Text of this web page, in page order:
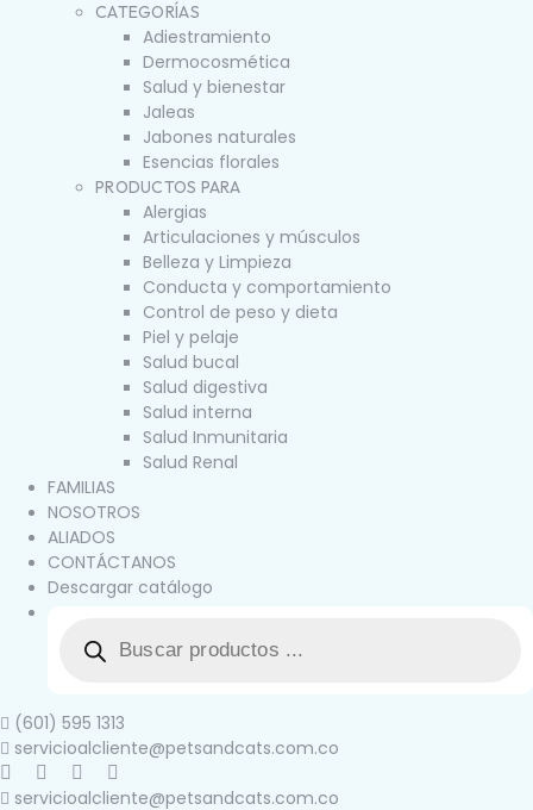
CATEGORÍAS
Adiestramiento
Dermocosmética
Salud y bienestar
Jaleas
Jabones naturales
Esencias florales
PRODUCTOS PARA
Alergias
Articulaciones y músculos
Belleza y Limpieza
Conducta y comportamiento
Control de peso y dieta
Piel y pelaje
Salud bucal
Salud digestiva
Salud interna
Salud Inmunitaria
Salud Renal
FAMILIAS
NOSOTROS
ALIADOS
CONTÁCTANOS
Descargar catálogo
(601) 595 1313
servicioalcliente@petsandcats.com.co
servicioalcliente@petsandcats.com.co